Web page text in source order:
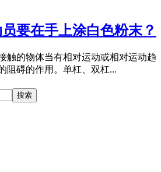
要在手上涂白色粉末？
触的物体当有相对运动或相对运动趋
阻碍的作用。单杠、双杠...
搜索